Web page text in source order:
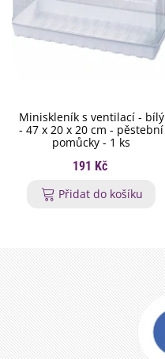
Miniskleník s ventilací - bílý
- 47 x 20 x 20 cm - pěstební
pomůcky - 1 ks
191 Kč
Přidat do košíku